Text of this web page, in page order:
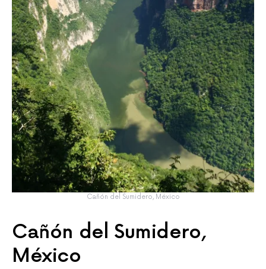
Cañón del Sumidero, México
Cañón del Sumidero,
México